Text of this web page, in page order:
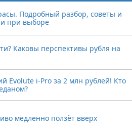
Подробный разбор, советы и
при выборе
Каковы перспективы рубля на
Evolute i-Pro за 2 млн рублей! Кто
медленно ползёт вверх